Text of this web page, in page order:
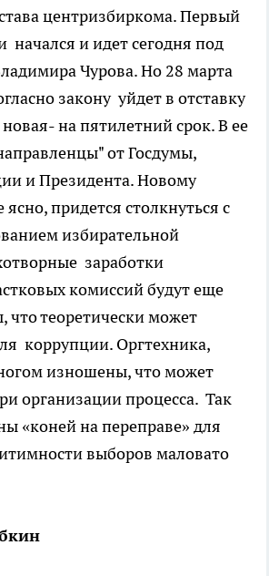
центризбиркома. Первый
начался и идет сегодня под
Чурова. Но 28 марта
закону уйдет в отставку
на пятилетний срок. В ее
от Госдумы,
и Президента. Новому
ясно, придется столкнуться с
избирательной
заработки
комиссий будут еще
что теоретически может
коррупции. Оргтехника,
изношены, что может
организации процесса. Так
«коней на переправе» для
выборов маловато